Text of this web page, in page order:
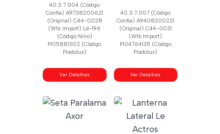
40.3.7.004 (Código
Confia) A9738200621
(Original) C44-0028
(Wtk Import) Ld-196
(Código Nino)
Pl05880102 (Código
Pradolux)
Ver Detalhes
40.3.7.007 (Código
Confia) A9408200221
(Original) C44-0031
(Wtk Import)
Pl04764135 (Código
Pradolux)
Ver Detalhes